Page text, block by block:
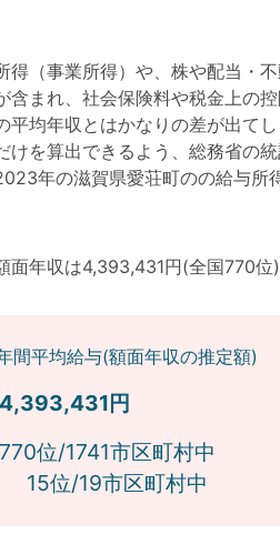
（事業所得）や、株や配当・
まれ、社会保険料や税金上の
均年収とはかなりの差が出て
けを算出できるよう、総務省の
年の滋賀県愛荘町のの給与所
年収は4,393,431円(全国770位)
間平均給与(額面年収の推定額)
4,393,431円
位/1741市区町村中
位/19市区町村中